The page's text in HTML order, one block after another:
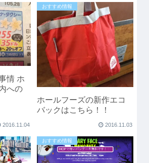
情 ホ
への
2016.11.04
おすすめ情報
ホールフーズの新作エコ
バックはこちら！！
2016.11.03
おすすめ情報